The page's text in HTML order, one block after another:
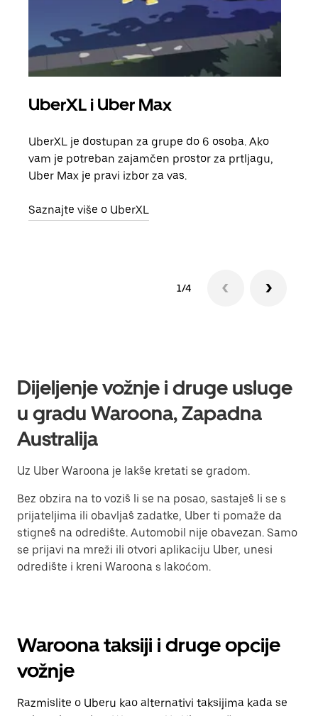
UberXL i Uber Max
UberXL je dostupan za grupe do 6 osoba. Ako
vam je potreban zajamčen prostor za prtljagu,
Uber Max je pravi izbor za vas.
Saznajte više o UberXL
1/4
Dijeljenje vožnje i druge usluge
u gradu Waroona, Zapadna
Australija
Uz Uber Waroona je lakše kretati se gradom.
Bez obzira na to voziš li se na posao, sastaješ li se s
prijateljima ili obavljaš zadatke, Uber ti pomaže da
stigneš na odredište. Automobil nije obavezan. Samo
se prijavi na mreži ili otvori aplikaciju Uber, unesi
odredište i kreni Waroona s lakoćom.
Waroona taksiji i druge opcije
vožnje
Razmislite o Uberu kao alternativi taksijima kada se